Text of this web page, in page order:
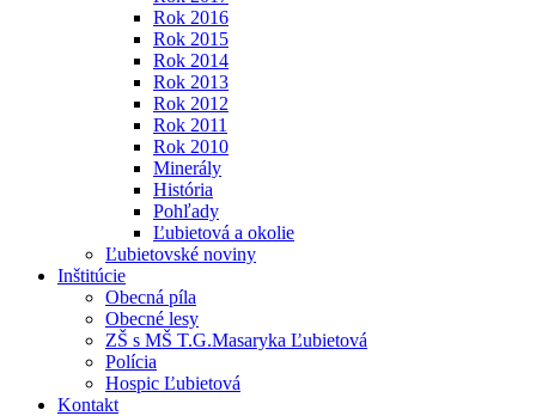
Rok 2016
Rok 2015
Rok 2014
Rok 2013
Rok 2012
Rok 2011
Rok 2010
Minerály
História
Pohľady
Ľubietová a okolie
Ľubietovské noviny
Inštitúcie
Obecná píla
Obecné lesy
ZŠ s MŠ T.G.Masaryka Ľubietová
Polícia
Hospic Ľubietová
Kontakt